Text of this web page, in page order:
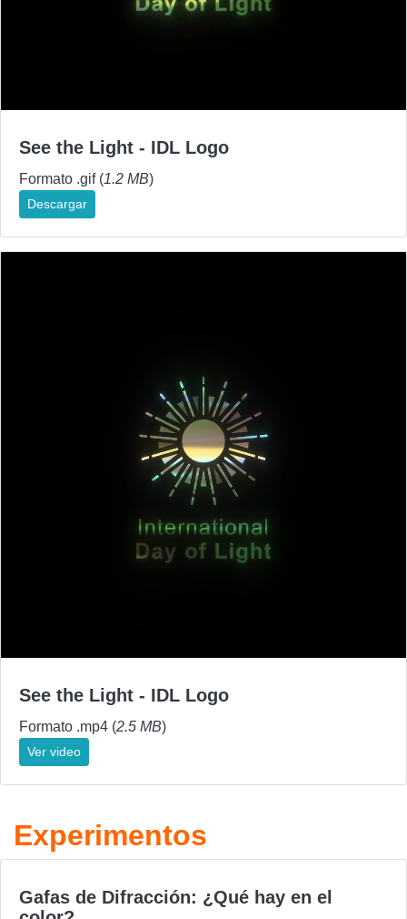
See the Light - IDL Logo
Formato .gif (1.2 MB)
Descargar
See the Light - IDL Logo
Formato .mp4 (2.5 MB)
Ver video
Experimentos
Gafas de Difracción: ¿Qué hay en el